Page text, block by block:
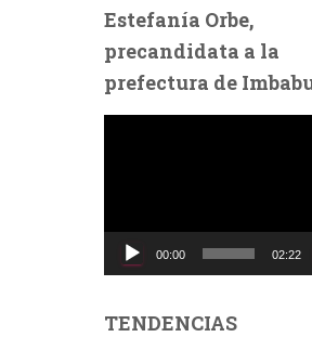
Estefanía Orbe,
precandidata a la
prefectura de
t
00:00 02:22
TENDENCIAS